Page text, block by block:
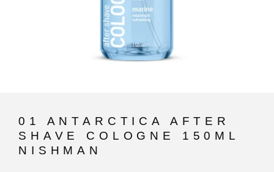
01 ANTARCTICA AFTER
SHAVE COLOGNE 150ML
NISHMAN